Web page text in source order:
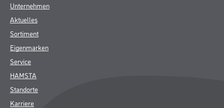
Unternehmen
Aktuelles
Sortiment
Eigenmarken
Service
HAMSTA
Standorte
Karriere